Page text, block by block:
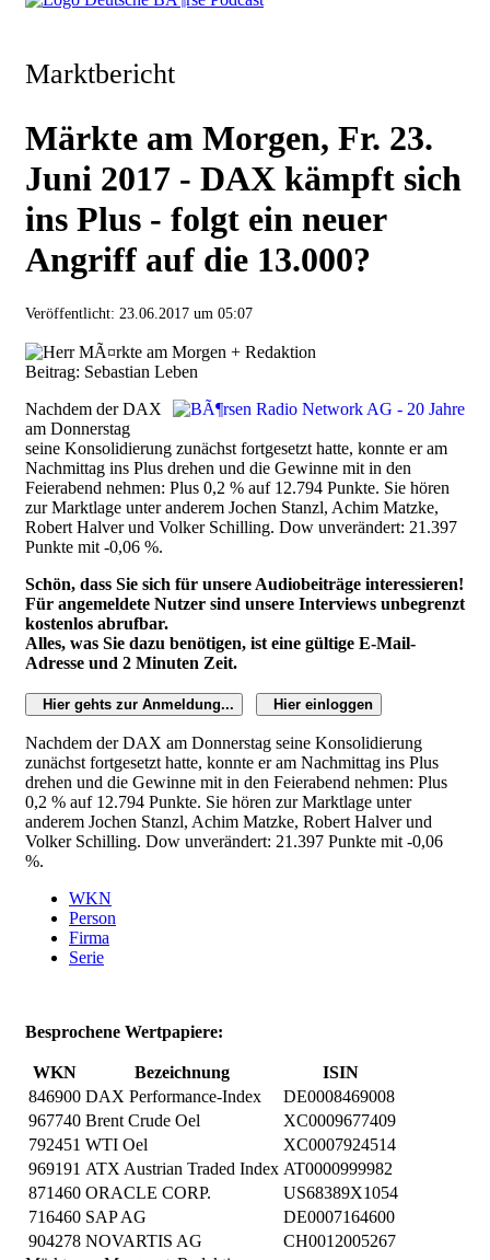
Marktbericht
Märkte am Morgen, Fr. 23.
Juni 2017 - DAX kämpft sich
ins Plus - folgt ein neuer
Angriff auf die 13.000?
Veröffentlicht: 23.06.2017 um 05:07
Beitrag: Sebastian Leben
Nachdem der DAX
am Donnerstag
seine Konsolidierung zunächst fortgesetzt hatte, konnte er am
Nachmittag ins Plus drehen und die Gewinne mit in den
Feierabend nehmen: Plus 0,2 % auf 12.794 Punkte. Sie hören
zur Marktlage unter anderem Jochen Stanzl, Achim Matzke,
Robert Halver und Volker Schilling. Dow unverändert: 21.397
Punkte mit -0,06 %.
Schön, dass Sie sich für unsere Audiobeiträge interessieren!
Für angemeldete Nutzer sind unsere Interviews unbegrenzt
kostenlos abrufbar.
Alles, was Sie dazu benötigen, ist eine gültige E-Mail-
Adresse und 2 Minuten Zeit.
Hier gehts zur Anmeldung... Hier einloggen
Nachdem der DAX am Donnerstag seine Konsolidierung
zunächst fortgesetzt hatte, konnte er am Nachmittag ins Plus
drehen und die Gewinne mit in den Feierabend nehmen: Plus
0,2 % auf 12.794 Punkte. Sie hören zur Marktlage unter
anderem Jochen Stanzl, Achim Matzke, Robert Halver und
Volker Schilling. Dow unverändert: 21.397 Punkte mit -0,06
%.
WKN
Person
Firma
Serie
Besprochene Wertpapiere:
WKN Bezeichnung
ISIN
846900 DAX Performance-Index
DE0008469008
967740 Brent Crude Oel
XC0009677409
792451 WTI Oel
XC0007924514
969191 ATX Austrian Traded Index AT0000999982
871460 ORACLE CORP.
US68389X1054
716460 SAP AG
DE0007164600
904278 NOVARTIS AG
CH0012005267